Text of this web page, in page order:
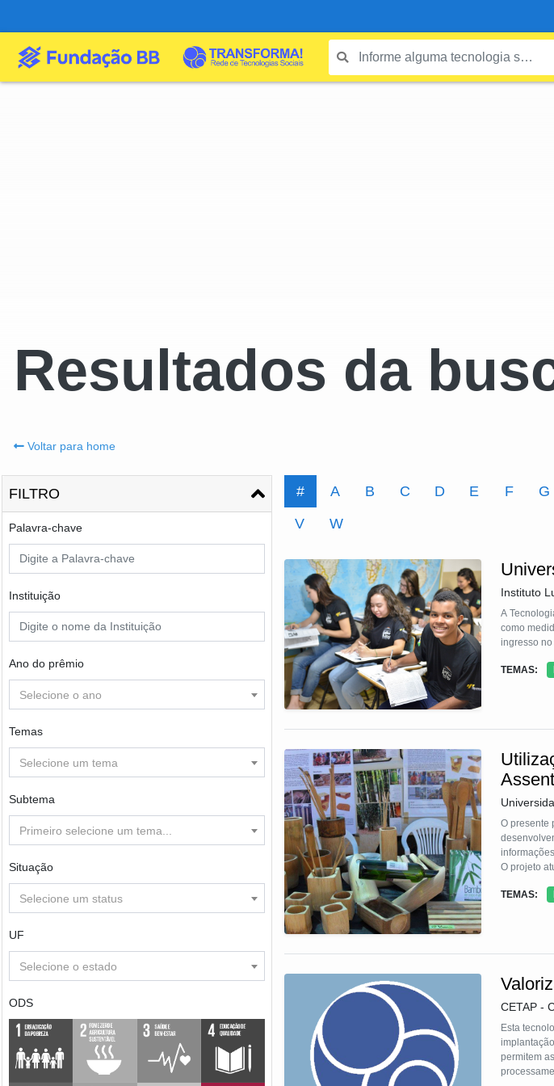
Resultados da
Voltar para home
FILTRO
Palavra-chave
Instituição
Ano do prêmio
Selecione o ano
Temas
Selecione um tema
Subtema
Primeiro selecione um tema...
Situação
Selecione um status
UF
Selecione o estado
ODS
# A B C D E F G
V
W
Instituto
A
como
ingresso no
TEMAS:
O presente
desenvolvendo estudos
informações.
O projeto atua no desenvolvimento e aprimoramento da tecnologia de utilização do bambu para
campo, a
TEMAS:
CETAP -
Esta tecnologia se estrutura em 3 etapas, as quais
implantação de unidades comunitárias de coleta e pré-processamento de frutas nativas junto as
permitem